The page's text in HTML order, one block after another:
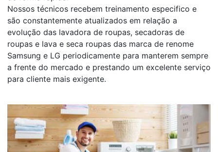
Nossos técnicos recebem treinamento especifico e
são constantemente atualizados em relação a
evolução das lavadora de roupas, secadoras de
roupas e lava e seca roupas das marca de renome
Samsung e LG periodicamente para manterem sempre
a frente do mercado e prestando um excelente serviço
para cliente mais exigente.